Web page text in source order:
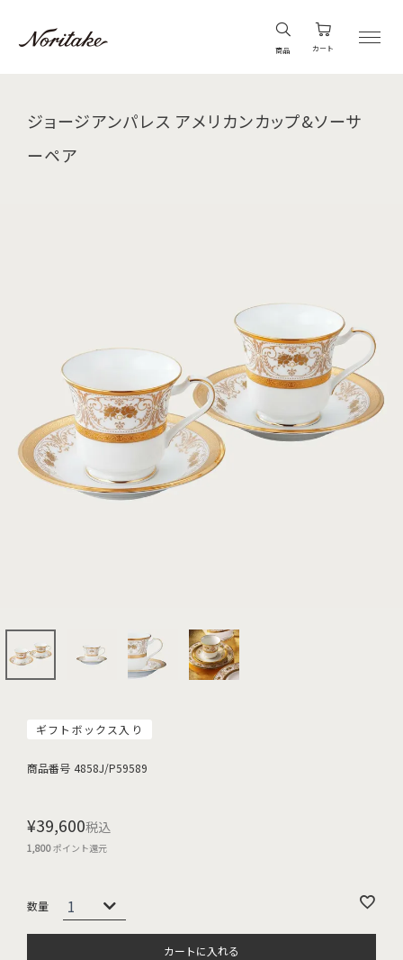
商品 カート
ジョージアンパレス アメリカンカップ&ソーサ
ーペア
ギフトボックス入り
商品番号 4858J/P59589
¥39,600税込
1,800ポイント還元
カートに入れる